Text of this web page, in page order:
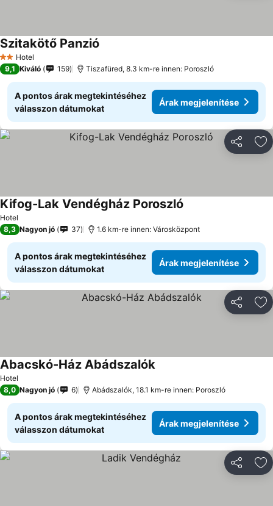
2 Kategória
Hotel
Szitakötő Panzió
9,1 Kiváló 159 Tiszafüred, 8.3 km-re innen: Poroszló
A pontos árak megtekintéséhez
válasszon dátumokat
Árak megjelenítése
Hotel
Kifog-Lak Vendégház Poroszló
8,3 Nagyon jó 37 1.6 km-re innen: Városközpont
A pontos árak megtekintéséhez
válasszon dátumokat
Árak megjelenítése
Hotel
Abacskó-Ház Abádszalók
8,0 Nagyon jó 6 Abádszalók, 18.1 km-re innen: Poroszló
A pontos árak megtekintéséhez
válasszon dátumokat
Árak megjelenítése